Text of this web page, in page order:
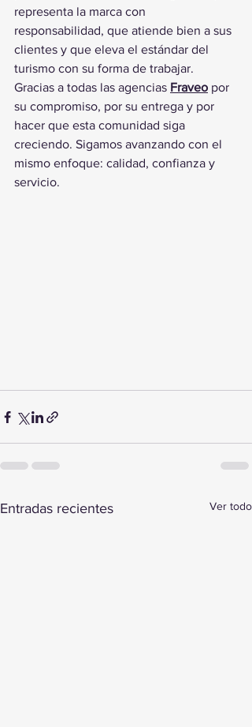
representa la marca con
responsabilidad, que atiende bien a sus
clientes y que eleva el estándar del
turismo con su forma de trabajar.
Gracias a todas las agencias Fraveo por
su compromiso, por su entrega y por
hacer que esta comunidad siga
creciendo. Sigamos avanzando con el
mismo enfoque: calidad, confianza y
servicio.
Entradas recientes Ver todo